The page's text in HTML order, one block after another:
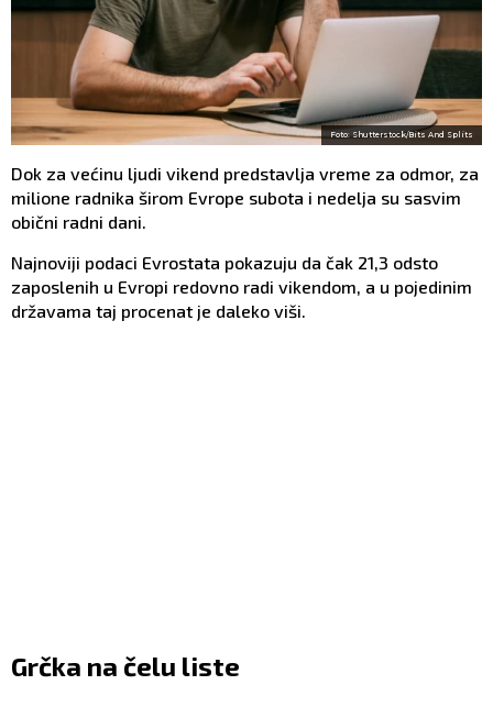
Foto: Shutterstock/Bits And Splits
Dok za većinu ljudi vikend predstavlja vreme za odmor, za
milione radnika širom Evrope subota i nedelja su sasvim
obični radni dani.
Najnoviji podaci Evrostata pokazuju da čak 21,3 odsto
zaposlenih u Evropi redovno radi vikendom, a u pojedinim
državama taj procenat je daleko viši.
Grčka na čelu liste